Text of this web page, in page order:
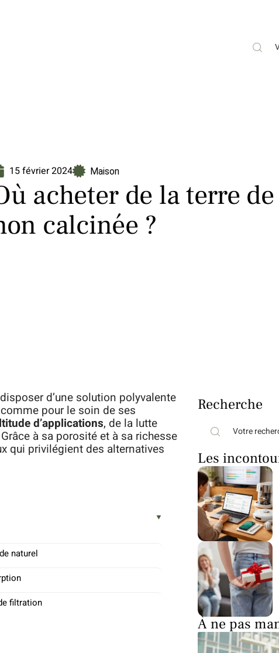
15 février 2024 Maison
acheter de la terre
calcinée ?
d’une solution polyvalente
pour le soin de ses
d’applications, de la lutte
à sa porosité et à sa richesse
qui privilégient des alternatives
naturel
filtration
Recherche
Les
À ne pas